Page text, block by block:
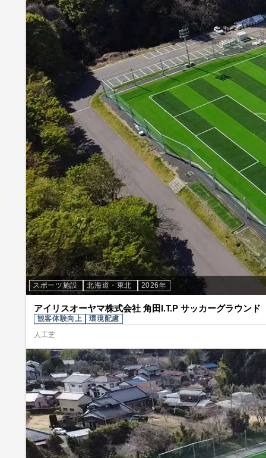
スポーツ施設 北海道・東北 2026年
アイリスオーヤマ株式会社 角田I.T.P サッカーグラウンド
観客体験向上
環境配慮
人工芝